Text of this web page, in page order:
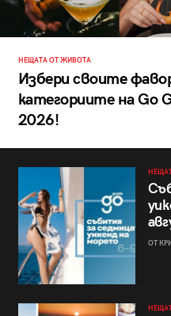
НЕЩАТА ОТ ЖИВОТА
Избери своите
категориите на Go
2026!
ОТ